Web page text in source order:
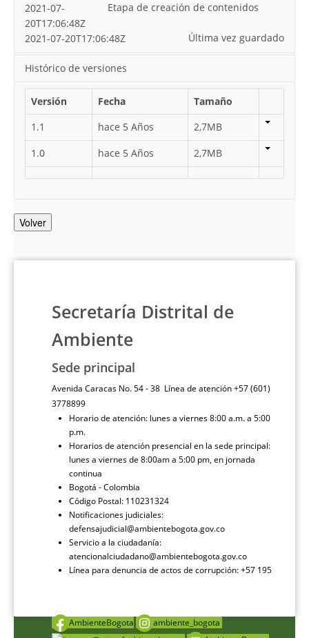
Etapa de creación de contenidos
2021-07-
20T17:06:48Z
Última vez guardado
2021-07-20T17:06:48Z
Histórico de versiones
Versión Fecha
Tamaño
1.1
hace 5 Años
2,7MB
1.0
hace 5 Años 2,7MB
Volver
Secretaría Distrital de
Ambiente
Sede principal
Avenida Caracas No. 54 - 38 Línea de atención +57 (601)
3778899
Horario de atención: lunes a viernes 8:00 a.m. a 5:00
p.m.
Horarios de atención presencial en la sede principal:
lunes a viernes de 8:00am a 5:00 pm, en jornada
continua
Bogotá - Colombia
Código Postal: 110231324
Notificaciones judiciales:
defensajudicial@ambientebogota.gov.co
Servicio a la ciudadanía:
atencionalciudadano@ambientebogota.gov.co
Línea para denuncia de actos de corrupción: +57 195
AmbienteBogota
ambiente_bogota